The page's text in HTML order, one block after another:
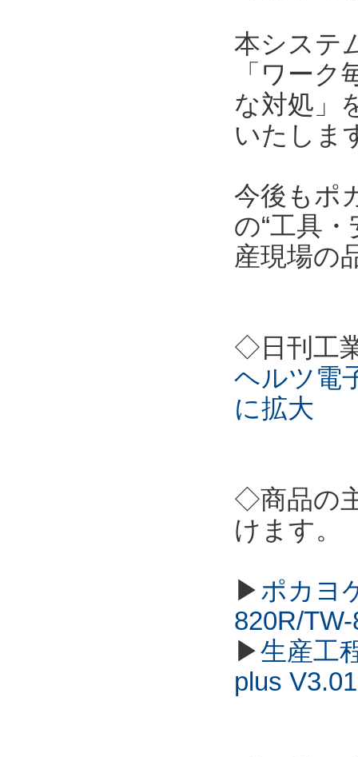
本システ
「ワー
な対処」
いたしま
今後もポ
の“工具
産現場の
◇日刊工
ヘルツ電
に拡大
◇商品の
けます。
▶ポカヨ
820R/
▶生産工
plus V3.01